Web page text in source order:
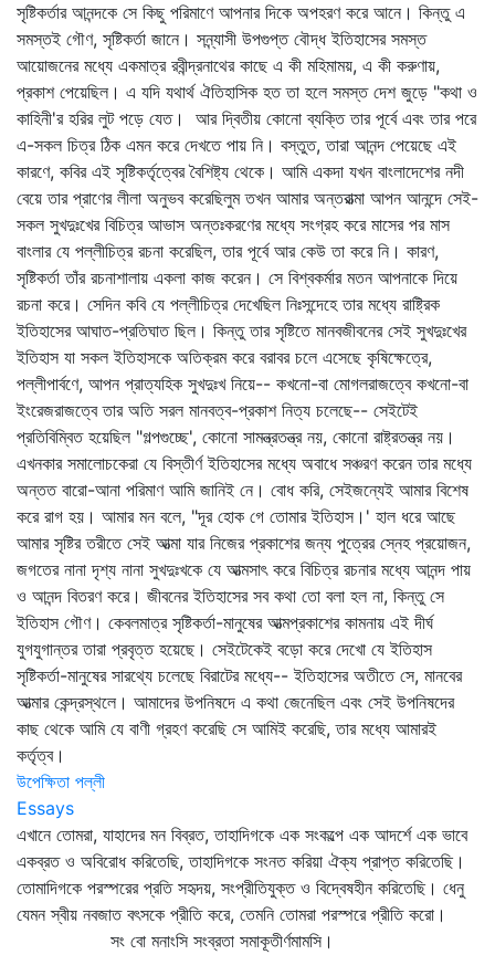
সৃষ্টিকর্তার আনন্দকে সে কিছু পরিমাণে আপনার দিকে অপহরণ করে আনে। কিন্তু এ
সমস্তই গৌণ, সৃষ্টিকর্তা জানে। সন্ন্যাসী উপগুপ্ত বৌদ্ধ ইতিহাসের সমস্ত
আয়োজনের মধ্যে একমাত্র রবীন্দ্রনাথের কাছে এ কী মহিমাময়, এ কী করুণায়,
প্রকাশ পেয়েছিল। এ যদি যথার্থ ঐতিহাসিক হত তা হলে সমস্ত দেশ জুড়ে "কথা ও
কাহিনী'র হরির লুট পড়ে যেত। আর দ্বিতীয় কোনো ব্যক্তি তার পূর্বে এবং তার পরে
এ-সকল চিত্র ঠিক এমন করে দেখতে পায় নি। বস্তুত, তারা আনন্দ পেয়েছে এই
কারণে, কবির এই সৃষ্টিকর্তৃত্বের বৈশিষ্ট্য থেকে। আমি একদা যখন বাংলাদেশের নদী
বেয়ে তার প্রাণের লীলা অনুভব করেছিলুম তখন আমার অন্তরাত্মা আপন আনন্দে সেই-
সকল সুখদুঃখের বিচিত্র আভাস অন্তঃকরণের মধ্যে সংগ্রহ করে মাসের পর মাস
বাংলার যে পল্লীচিত্র রচনা করেছিল, তার পূর্বে আর কেউ তা করে নি। কারণ,
সৃষ্টিকর্তা তাঁর রচনাশালায় একলা কাজ করেন। সে বিশ্বকর্মার মতন আপনাকে দিয়ে
রচনা করে। সেদিন কবি যে পল্লীচিত্র দেখেছিল নিঃসন্দেহে তার মধ্যে রাষ্ট্রিক
ইতিহাসের আঘাত-প্রতিঘাত ছিল। কিন্তু তার সৃষ্টিতে মানবজীবনের সেই সুখদুঃখের
ইতিহাস যা সকল ইতিহাসকে অতিক্রম করে বরাবর চলে এসেছে কৃষিক্ষেত্রে,
পল্লীপার্বণে, আপন প্রাত্যহিক সুখদুঃখ নিয়ে-- কখনো-বা মোগলরাজত্বে কখনো-বা
ইংরেজরাজত্বে তার অতি সরল মানবত্ব-প্রকাশ নিত্য চলেছে-- সেইটেই
প্রতিবিম্বিত হয়েছিল "গল্পগুচ্ছে', কোনো সামন্ত্রতন্ত্র নয়, কোনো রাষ্ট্রতন্ত্র নয়।
এখনকার সমালোচকেরা যে বিস্তীর্ণ ইতিহাসের মধ্যে অবাধে সঞ্চরণ করেন তার মধ্যে
অন্তত বারো-আনা পরিমাণ আমি জানিই নে। বোধ করি, সেইজন্যেই আমার বিশেষ
করে রাগ হয়। আমার মন বলে, "দূর হোক গে তোমার ইতিহাস।' হাল ধরে আছে
আমার সৃষ্টির তরীতে সেই আত্মা যার নিজের প্রকাশের জন্য পুত্রের স্নেহ প্রয়োজন,
জগতের নানা দৃশ্য নানা সুখদুঃখকে যে আত্মসাৎ করে বিচিত্র রচনার মধ্যে আনন্দ পায়
ও আনন্দ বিতরণ করে। জীবনের ইতিহাসের সব কথা তো বলা হল না, কিন্তু সে
ইতিহাস গৌণ। কেবলমাত্র সৃষ্টিকর্তা-মানুষের আত্মপ্রকাশের কামনায় এই দীর্ঘ
যুগযুগান্তর তারা প্রবৃত্ত হয়েছে। সেইটেকেই বড়ো করে দেখো যে ইতিহাস
সৃষ্টিকর্তা-মানুষের সারথ্যে চলেছে বিরাটের মধ্যে-- ইতিহাসের অতীতে সে, মানবের
আত্মার কেন্দ্রস্থলে। আমাদের উপনিষদে এ কথা জেনেছিল এবং সেই উপনিষদের
কাছ থেকে আমি যে বাণী গ্রহণ করেছি সে আমিই করেছি, তার মধ্যে আমারই
কর্তৃত্ব।
উপেক্ষিতা পল্লী
Essays
এখানে তোমরা, যাহাদের মন বিব্রত, তাহাদিগকে এক সংকল্পে এক আদর্শে এক ভাবে
একব্রত ও অবিরোধ করিতেছি, তাহাদিগকে সংনত করিয়া ঐক্য প্রাপ্ত করিতেছি।
তোমাদিগকে পরস্পরের প্রতি সহৃদয়, সংপ্রীতিযুক্ত ও বিদ্বেষহীন করিতেছি। ধেনু
যেমন স্বীয় নবজাত বৎসকে প্রীতি করে, তেমনি তোমরা পরস্পরে প্রীতি করো।
সং বো মনাংসি সংব্রতা সমাকূতীর্ণমামসি।